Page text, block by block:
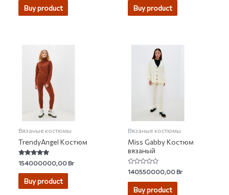
Buy product Buy product
Вязаные костюмы
TrendyAngel Костюм
Rated
4.71
out of 5
154000000,00Br
Buy product
Вязаные костюмы
Miss Gabby Костюм
вязаный
Rated
0
out
140550000,00Br
Buy product